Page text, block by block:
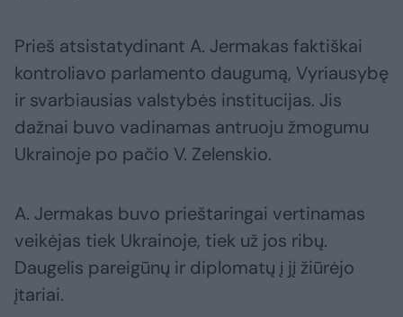
Prieš atsistatydinant A. Jermakas faktiškai
kontroliavo parlamento daugumą, Vyriausybę
ir svarbiausias valstybės institucijas. Jis
dažnai buvo vadinamas antruoju žmogumu
Ukrainoje po pačio V. Zelenskio.
A. Jermakas buvo prieštaringai vertinamas
veikėjas tiek Ukrainoje, tiek už jos ribų.
Daugelis pareigūnų ir diplomatų į jį žiūrėjo
įtariai.